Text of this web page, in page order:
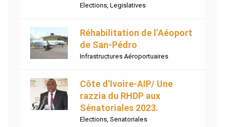
Elections, Legislatives
Réhabilitation de l’Aéoport
de San-Pédro
Infrastructures Aéroportuaires
Côte d’Ivoire-AIP/ Une
razzia du RHDP aux
Sénatoriales 2023.
Elections, Senatoriales